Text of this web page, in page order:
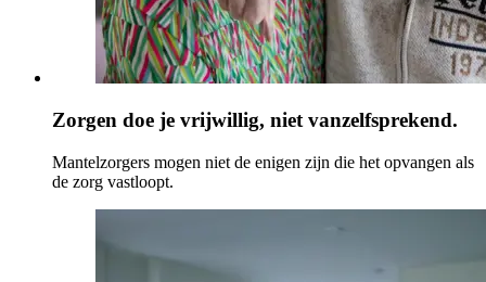
Zorgen doe je vrijwillig, niet vanzelfsprekend.
Mantelzorgers mogen niet de enigen zijn die het opvangen als
de zorg vastloopt.